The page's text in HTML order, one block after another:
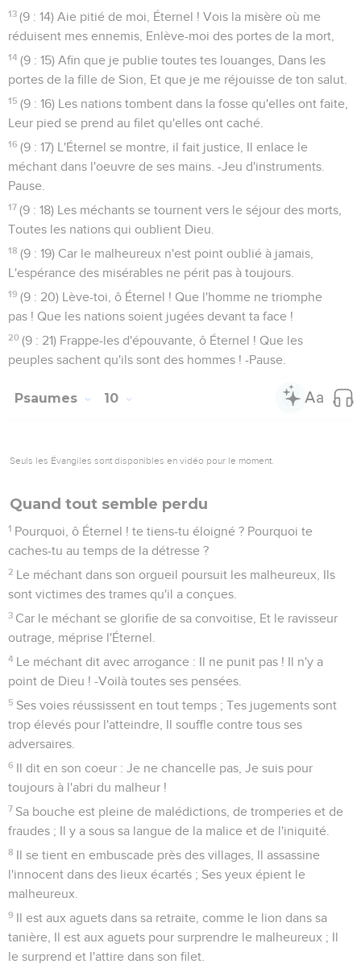
13 (9 : 14) Aie pitié de moi, Éternel ! Vois la misère où me
réduisent mes ennemis, Enlève-moi des portes de la mort,
14 (9 : 15) Afin que je publie toutes tes louanges, Dans les
portes de la fille de Sion, Et que je me réjouisse de ton salut.
15 (9 : 16) Les nations tombent dans la fosse qu'elles ont faite,
Leur pied se prend au filet qu'elles ont caché.
16 (9 : 17) L'Éternel se montre, il fait justice, Il enlace le
méchant dans l'oeuvre de ses mains. -Jeu d'instruments.
Pause.
17 (9 : 18) Les méchants se tournent vers le séjour des morts,
Toutes les nations qui oublient Dieu.
18 (9 : 19) Car le malheureux n'est point oublié à jamais,
L'espérance des misérables ne périt pas à toujours.
19 (9 : 20) Lève-toi, ô Éternel ! Que l'homme ne triomphe
pas ! Que les nations soient jugées devant ta face !
20 (9 : 21) Frappe-les d'épouvante, ô Éternel ! Que les
peuples sachent qu'ils sont des hommes ! -Pause.
Psaumes 10
Seuls les Évangiles sont disponibles en vidéo pour le moment.
Quand tout semble perdu
1 Pourquoi, ô Éternel ! te tiens-tu éloigné ? Pourquoi te
caches-tu au temps de la détresse ?
2 Le méchant dans son orgueil poursuit les malheureux, Ils
sont victimes des trames qu'il a conçues.
3 Car le méchant se glorifie de sa convoitise, Et le ravisseur
outrage, méprise l'Éternel.
4 Le méchant dit avec arrogance : Il ne punit pas ! Il n'y a
point de Dieu ! -Voilà toutes ses pensées.
5 Ses voies réussissent en tout temps ; Tes jugements sont
trop élevés pour l'atteindre, Il souffle contre tous ses
adversaires.
6 Il dit en son coeur : Je ne chancelle pas, Je suis pour
toujours à l'abri du malheur !
7 Sa bouche est pleine de malédictions, de tromperies et de
fraudes ; Il y a sous sa langue de la malice et de l'iniquité.
8 Il se tient en embuscade près des villages, Il assassine
l'innocent dans des lieux écartés ; Ses yeux épient le
malheureux.
9 Il est aux aguets dans sa retraite, comme le lion dans sa
tanière, Il est aux aguets pour surprendre le malheureux ; Il
le surprend et l'attire dans son filet.